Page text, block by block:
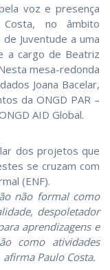
voz e presença
no âmbito
Juventude a uma
a cargo de Beatriz
mesa-redonda
Joana Bacelar,
da ONGD PAR –
AID Global.
dos projetos que
se cruzam com
(ENF).
não formal como
despoletador
aprendizagens e
como atividades
Paulo Costa.